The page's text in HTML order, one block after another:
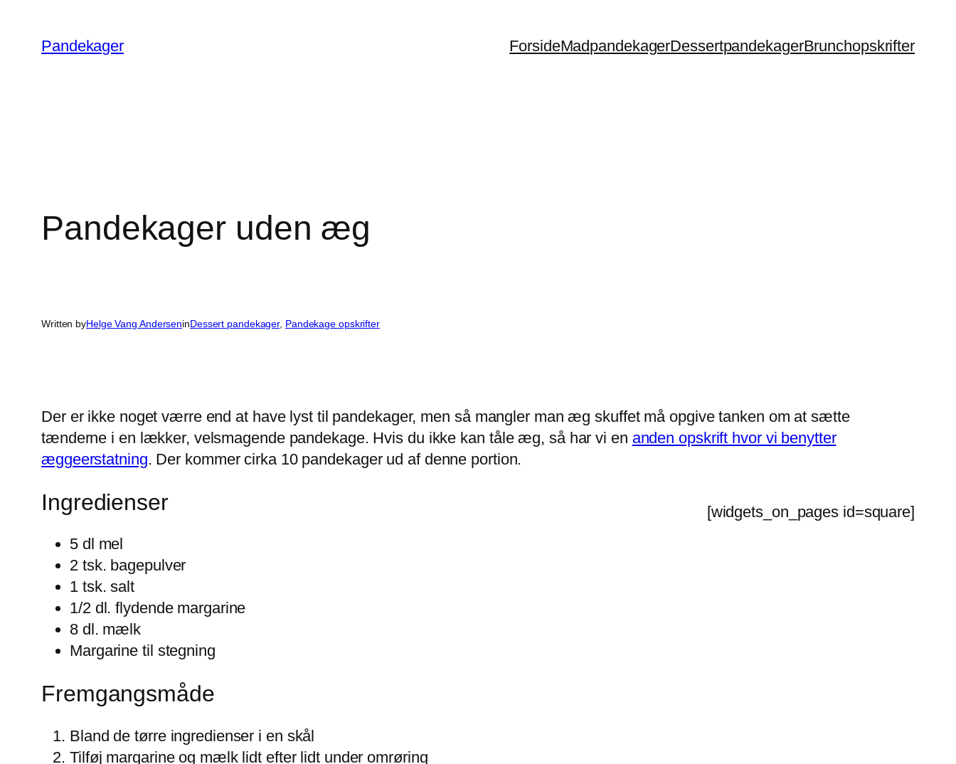
content
Pandekager ForsideMadpandekagerDessertpandekagerBrunchopskrifter
Pandekager uden æg
Written byHelge Vang AnderseninDessert pandekager, Pandekage opskrifter
Der er ikke noget værre end at have lyst til pandekager, men så mangler man æg skuffet må opgive tanken om at sætte
tænderne i en lækker, velsmagende pandekage. Hvis du ikke kan tåle æg, så har vi en anden opskrift hvor vi benytter
æggeerstatning. Der kommer cirka 10 pandekager ud af denne portion.
[widgets_on_pages id=square]
Ingredienser
5 dl mel
2 tsk. bagepulver
1 tsk. salt
1/2 dl. flydende margarine
8 dl. mælk
Margarine til stegning
Fremgangsmåde
Bland de tørre ingredienser i en skål
Tilføj margarine og mælk lidt efter lidt under omrøring